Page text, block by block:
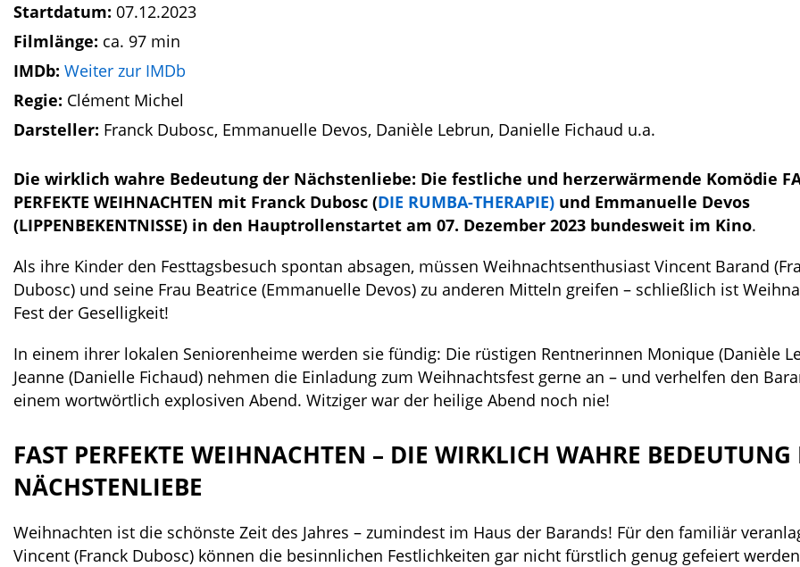
Startdatum: 07.12.2023
Filmlänge: ca. 97 min
IMDb: Weiter zur IMDb
Regie: Clément Michel
Darsteller: Franck Dubosc, Emmanuelle Devos, Danièle Lebrun, Danielle Fichaud u.a.
Die wirklich wahre Bedeutung der Nächstenliebe: Die festliche und herzerwärmende Komödie
PERFEKTE WEIHNACHTEN mit Franck Dubosc (DIE RUMBA-THERAPIE) und Emmanuelle Devos
(LIPPENBEKENTNISSE) in den Hauptrollenstartet am 07. Dezember 2023 bundesweit im Kino.
Als ihre Kinder den Festtagsbesuch spontan absagen, müssen Weihnachtsenthusiast Vincent Barand
Dubosc) und seine Frau Beatrice (Emmanuelle Devos) zu anderen Mitteln greifen – schließlich ist
Fest der Geselligkeit!
In einem ihrer lokalen Seniorenheime werden sie fündig: Die rüstigen Rentnerinnen Monique (Danièle
Jeanne (Danielle Fichaud) nehmen die Einladung zum Weihnachtsfest gerne an – und verhelfen den
einem wortwörtlich explosiven Abend. Witziger war der heilige Abend noch nie!
FAST PERFEKTE WEIHNACHTEN – DIE WIRKLICH WAHRE BEDEUTUNG
NÄCHSTENLIEBE
Weihnachten ist die schönste Zeit des Jahres – zumindest im Haus der Barands! Für den familiär
Vincent (Franck Dubosc) können die besinnlichen Festlichkeiten gar nicht fürstlich genug gefeiert